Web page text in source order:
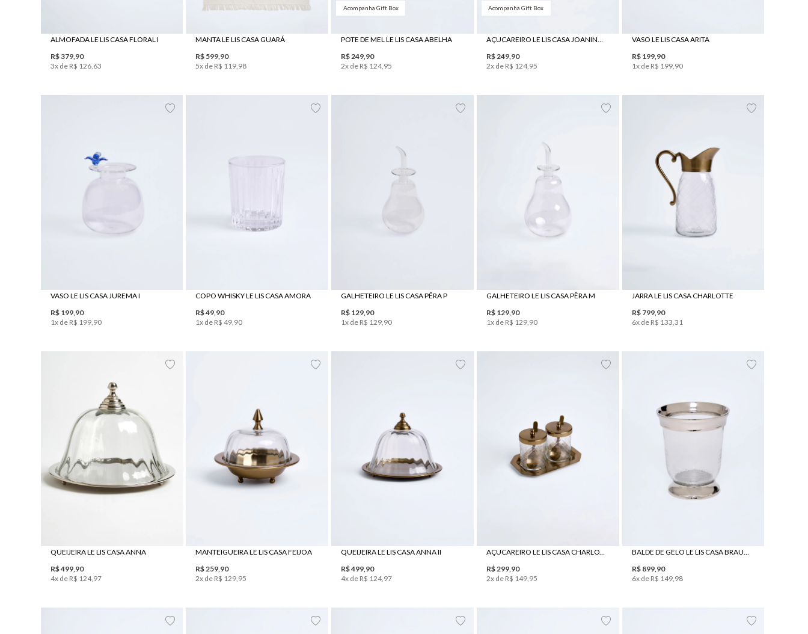
ALMOFADA LE LIS CASA FLORAL I
R$379, 90
3x de R$ 126, 63
MANTA LE LIS CASA GUARÁ
R$ 599 90
5x de R$ 119 98
POTE DE MEL LE LIS CASA ABELHA
R$ 249 90
Acompanha Gift Box
2x de R$ 124, 95
AÇUCAREIRO LE LIS CASA JOANINHA
R$ 249, 90
Acompanha Gift Box
2x de R$ 124, 95
VASO LE LIS CASA ARITA
R$ 199, 90
1x de R$ 199, 90
VASO LE LIS CASA JUREMA I
R$ 199, 90
1x de R$ 199, 90
COPO WHISKY LE LIS CASA AMORA
R$49 90
1x de R$ 49 90
GALHETEIRO LE LIS CASA PÊRA P
R$ 129 90
1x de R$ 129 90
GALHETEIRO LE LIS CASA PÊRA M
R$ 129, 90
1x de R$ 129, 90
JARRA LE LIS CASA CHARLOTTE
R$ 799, 90
6x de R$ 133 31
QUEIJEIRA LE LIS CASA ANNA
R$499, 90
4x de R$ 124, 97
MANTEIGUEIRA LE LIS CASA FEIJOA
R$ 259 90
2x de R$ 129 95
QUEIJEIRA LE LIS CASA ANNA II
R$499 90
4x de R$ 124, 97
AÇUCAREIRO LE LIS CASA CHARLOTTE
R$ 299, 90
2x de R$ 149, 95
BALDE DE GELO LE LIS CASA BRAUNA
R$ 899, 90
6x de R$ 149, 98